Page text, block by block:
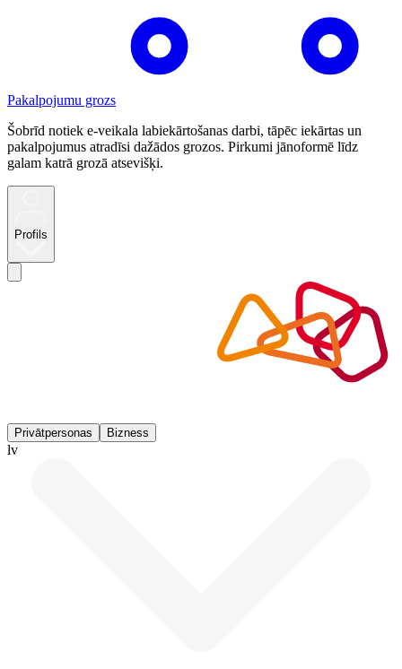
Pakalpojumu grozs
Šobrīd notiek e-veikala labiekārtošanas darbi, tāpēc iekārtas un
pakalpojumus atradīsi dažādos grozos. Pirkumi jānoformē līdz
galam katrā grozā atsevišķi.
Profils
Privātpersonas Bizness
lv